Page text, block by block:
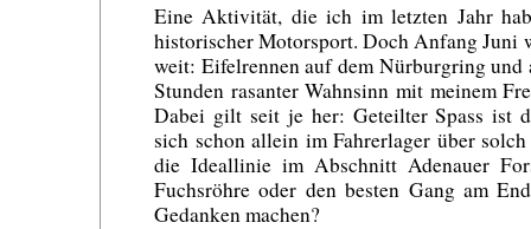
Eine Aktivität, die ich im letzten Jahr
historischer Motorsport. Doch Anfang Juni
weit: Eifelrennen auf dem Nürburgring
Stunden rasanter Wahnsinn mit meinem
Dabei gilt seit je her: Geteilter Spass ist
sich schon allein im Fahrerlager über
die Ideallinie im Abschnitt Adenauer
Fuchsröhre oder den besten Gang am
Gedanken machen?